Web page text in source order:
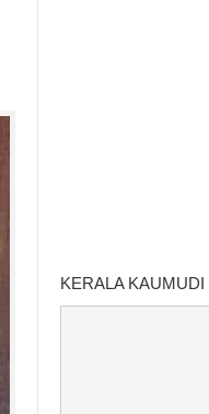
KERALA KAUMUDI